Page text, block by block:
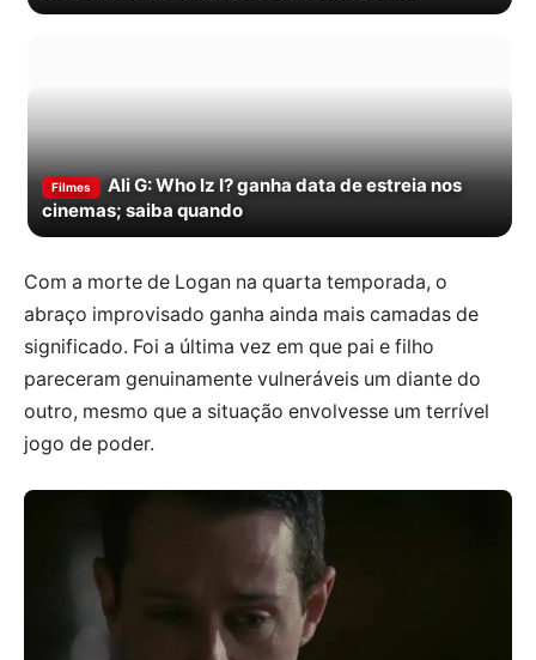
Filmes
Ali G: Who Iz I? ganha data de estreia nos
cinemas; saiba quando
Com a morte de Logan na quarta temporada, o
abraço improvisado ganha ainda mais camadas de
significado. Foi a última vez em que pai e filho
pareceram genuinamente vulneráveis um diante do
outro, mesmo que a situação envolvesse um terrível
jogo de poder.